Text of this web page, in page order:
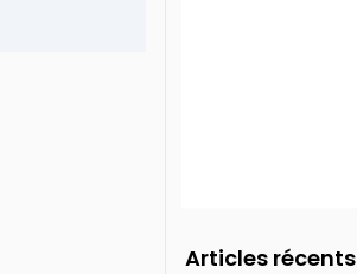
Articles récents